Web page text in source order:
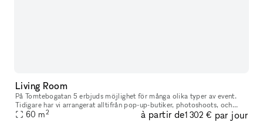
Living Room
På Tomtebogatan 5 erbjuds möjlighet för många olika typer av event.
Tidigare har vi arrangerat alltifrån pop-up-butiker, photoshoots, och
bokreleaser till bolagsstämmor, middagar och after work. Loka
60 m2 à partir de1 302 € par jour